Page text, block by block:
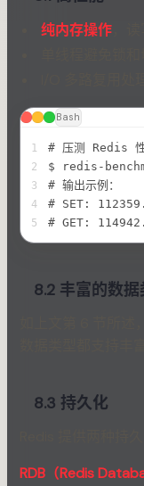
纯内存操作，读
Bash
1 # 压测 Redis
2 $ redis-
3 # 输出示例：
4 # SET:
5 # GET:
8.2 丰富的数据
8.3 持久化
RDB（Redis